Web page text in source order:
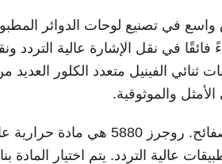
واسع في تصنيع لوحات الدوائر
فائقًا في نقل الإشارة عالية التردد
تصنيع روجرز 5880 يتضمن مركبات ثنائي الفينيل متعدد الكلور العديد
والموثوقية.
: تبدأ العملية باختيار دقيق لروجرز 5880 المواد الصفائح. روجرز 5880 هي
عالية التردد. يتم اختيار المادة